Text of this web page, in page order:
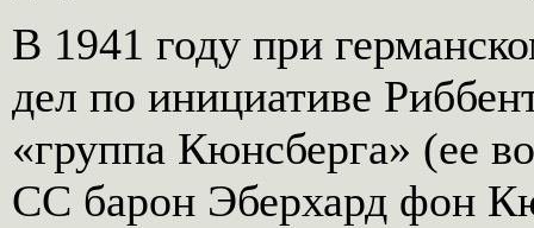
В 1941 году при
дел по инициативе
«группа Кюнсберга» (ее
СС барон Эберхард фон